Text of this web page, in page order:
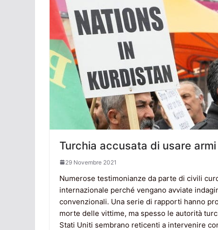
Turchia accusata di usare
29 Novembre 2021
Numerose testimonianze da parte di civili
internazionale perché vengano avviate
convenzionali. Una serie di rapporti hanno
morte delle vittime, ma spesso le autorità
Stati Uniti sembrano reticenti a intervenire